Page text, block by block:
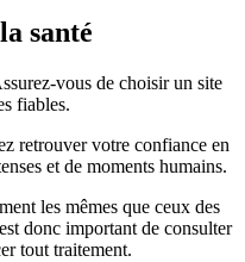
santé
vous de choisir un site
fiables.
retrouver votre confiance en
et de moments humains.
les mêmes que ceux des
donc important de consulter
tout traitement.